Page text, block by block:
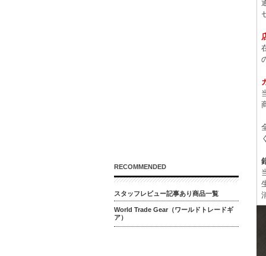
RECOMMENDED
スタッフレビュー記事あり商品一覧
World Trade Gear（ワールドトレードギ
ア）